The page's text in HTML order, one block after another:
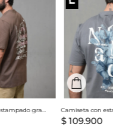
Camiseta con estampado grande en espalda para hombre
$ 109.900